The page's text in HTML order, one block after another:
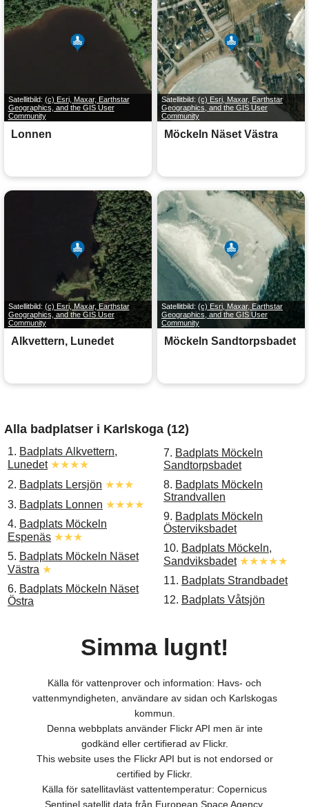
Satellitbild: (c) Esri, Maxar, Earthstar
Geographics, and the GIS User
Community
Lonnen
Satellitbild: (c) Esri, Maxar, Earthstar
Geographics, and the GIS User
Community
Möckeln Näset Västra
Satellitbild: (c) Esri, Maxar, Earthstar
Geographics, and the GIS User
Community
Alkvettern, Lunedet
Satellitbild: (c) Esri, Maxar, Earthstar
Geographics, and the GIS User
Community
Möckeln Sandtorpsbadet
Alla badplatser i Karlskoga (12)
1. Badplats Alkvettern,
Lunedet ★★★★
2. Badplats Lersjön ★★★
3. Badplats Lonnen ★★★★
4. Badplats Möckeln
Espenäs ★★★
5. Badplats Möckeln Näset
Västra ★
6. Badplats Möckeln Näset
Östra
7. Badplats Möckeln
Sandtorpsbadet
8. Badplats Möckeln
Strandvallen
9. Badplats Möckeln
Österviksbadet
10. Badplats Möckeln,
Sandviksbadet ★★★★★
11. Badplats Strandbadet
12. Badplats Våtsjön
Simma lugnt!
Källa för vattenprover och information: Havs- och
vattenmyndigheten, användare av sidan och Karlskogas
kommun.
Denna webbplats använder Flickr API men är inte
godkänd eller certifierad av Flickr.
This website uses the Flickr API but is not endorsed or
certified by Flickr.
Källa för satellitavläst vattentemperatur: Copernicus
Sentinel satellit data från European Space Agency.